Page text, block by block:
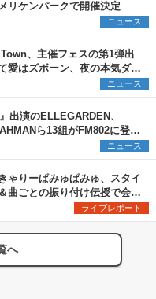
リケンパークで開催決定
ニュース
、主催フェスの第1弾出
愛はズボーン、夜の本気ダン
」のMVも公開に
ニュース
出演のELLEGARDEN、
ら13組がFM802に登
トの“渾身の1曲”をセレクト
ニュース
ゃりーぱみゅぱみゅ、スタイ
曲ごとの振り付け伝授で会場
LuckyFes’26＞
ライブレポート
へ